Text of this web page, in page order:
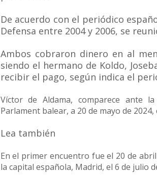
De acuerdo con el periódico
Defensa entre 2004 y 2006, se
Ambos cobraron dinero en al
siendo el hermano de Koldo,
recibir el pago, según indica el
Víctor de Aldama, comparece ante
Parlament balear, a 20 de mayo de
Lea también
En el primer encuentro fue el 20 de
la capital española, Madrid, el 6 de julio